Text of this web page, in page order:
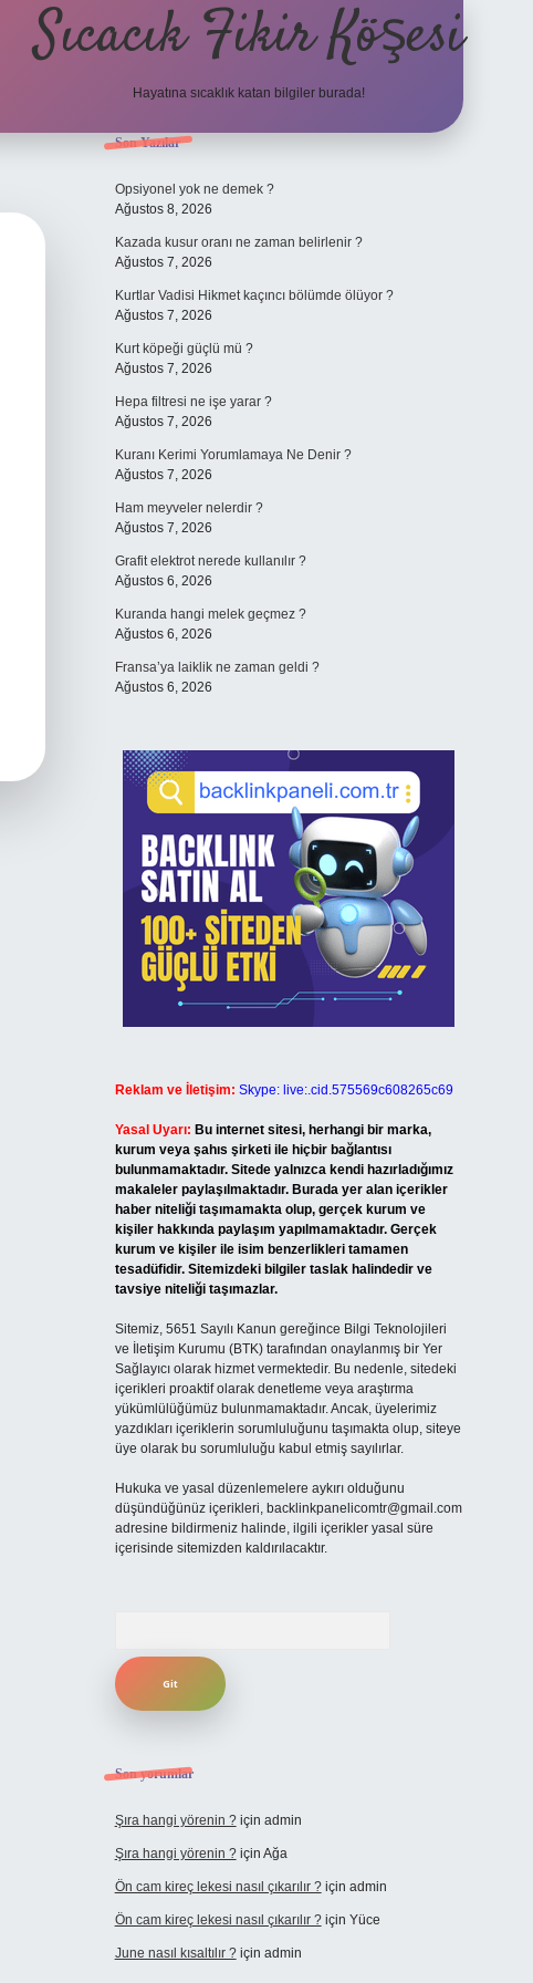
Sıcacık Fikir Köşesi
Hayatına sıcaklık katan bilgiler burada!
Sidebar
Son Yazılar
Opsiyonel yok ne demek ?
Ağustos 8, 2026
Kazada kusur oranı ne zaman belirlenir ?
Ağustos 7, 2026
Kurtlar Vadisi Hikmet kaçıncı bölümde ölüyor ?
Ağustos 7, 2026
Kurt köpeği güçlü mü ?
Ağustos 7, 2026
Hepa filtresi ne işe yarar ?
Ağustos 7, 2026
Kuranı Kerimi Yorumlamaya Ne Denir ?
Ağustos 7, 2026
Ham meyveler nelerdir ?
Ağustos 7, 2026
Grafit elektrot nerede kullanılır ?
Ağustos 6, 2026
Kuranda hangi melek geçmez ?
Ağustos 6, 2026
Fransa’ya laiklik ne zaman geldi ?
Ağustos 6, 2026
Reklam ve İletişim: Skype: live:.cid.575569c608265c69
Yasal Uyarı: Bu internet sitesi, herhangi bir marka,
kurum veya şahıs şirketi ile hiçbir bağlantısı
bulunmamaktadır. Sitede yalnızca kendi hazırladığımız
makaleler paylaşılmaktadır. Burada yer alan içerikler
haber niteliği taşımamakta olup, gerçek kurum ve
kişiler hakkında paylaşım yapılmamaktadır. Gerçek
kurum ve kişiler ile isim benzerlikleri tamamen
tesadüfidir. Sitemizdeki bilgiler taslak halindedir ve
tavsiye niteliği taşımazlar.
Sitemiz, 5651 Sayılı Kanun gereğince Bilgi Teknolojileri
ve İletişim Kurumu (BTK) tarafından onaylanmış bir Yer
Sağlayıcı olarak hizmet vermektedir. Bu nedenle, sitedeki
içerikleri proaktif olarak denetleme veya araştırma
yükümlülüğümüz bulunmamaktadır. Ancak, üyelerimiz
yazdıkları içeriklerin sorumluluğunu taşımakta olup, siteye
üye olarak bu sorumluluğu kabul etmiş sayılırlar.
Hukuka ve yasal düzenlemelere aykırı olduğunu
düşündüğünüz içerikleri, backlinkpanelicomtr@gmail.com
adresine bildirmeniz halinde, ilgili içerikler yasal süre
içerisinde sitemizden kaldırılacaktır.
Son yorumlar
Şıra hangi yörenin ?için admin
Şıra hangi yörenin ?için Ağa
Ön cam kireç lekesi nasıl çıkarılır ?için admin
Ön cam kireç lekesi nasıl çıkarılır ?için Yüce
June nasıl kısaltılır ?için admin